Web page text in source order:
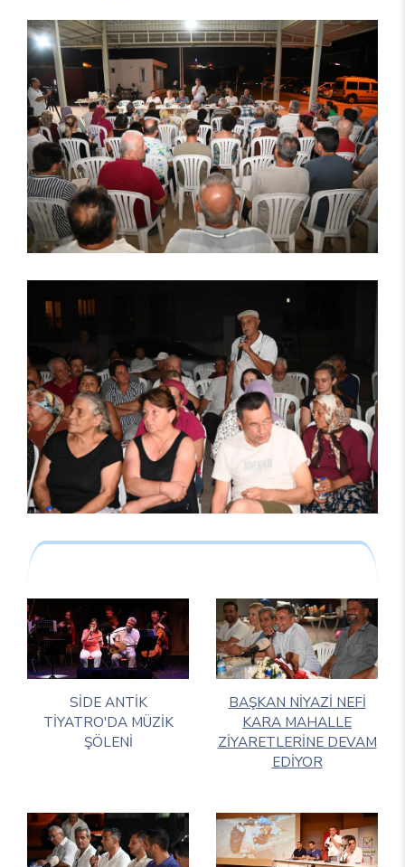
SİDE ANTİK
TİYATRO'DA MÜZİK
ŞÖLENİ
BAŞKAN NİYAZİ NEFİ
KARA MAHALLE
ZİYARETLERİNE DEVAM
EDİYOR